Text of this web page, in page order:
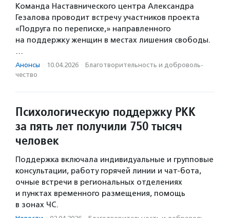
Команда Наставнического центра Александра
Гезалова проводит встречу участников проекта
«Подруга по переписке,» направленного
на поддержку женщин в местах лишения свободы.
…
Анонсы · 10.04.2026 · Благотвори­тель­ность и доброволь­
чест­во
Психологическую поддержку РКК
за пять лет получили 750 тысяч
человек
Поддержка включала индивидуальные и групповые
консультации, работу горячей линии и чат-бота,
очные встречи в региональных отделениях
и пунктах временного размещения, помощь
в зонах ЧС.